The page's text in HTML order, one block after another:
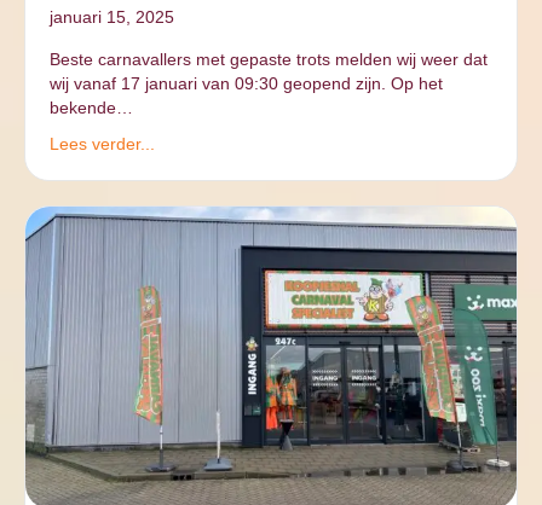
januari 15, 2025
Beste carnavallers met gepaste trots melden wij weer dat
wij vanaf 17 januari van 09:30 geopend zijn. Op het
bekende…
Lees verder...